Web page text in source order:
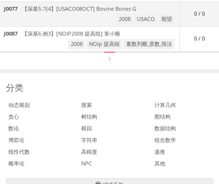
J0077 【深基5.习4】[USACO08OCT] Bovine Bones G
2008
USACO 期望
0 / 0
J0087 【深基6.例3】[NOIP2008 提高组] 笨小猴
2008
NOIp 提高组 素数判断,质数,筛法
0 / 0
1
分类
动态规划 搜索
计算几何
贪心
树结构
图结构
数论
模拟
数据结构
博弈论
字符串
组合数学
线性代数
高精度
递推
概率论
NPC 其他